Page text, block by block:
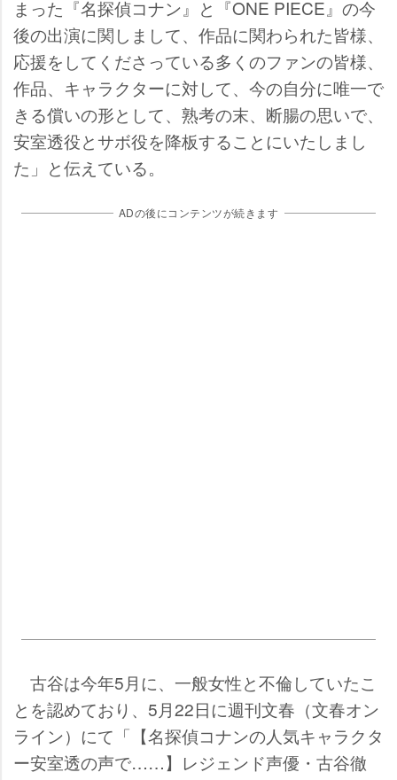
まった『名探偵コナン』と『ONE PIECE』の今
後の出演に関しまして、作品に関わられた皆様、
応援をしてくださっている多くのファンの皆様、
作品、キャラクターに対して、今の自分に唯一で
きる償いの形として、熟考の末、断腸の思いで、
安室透役とサボ役を降板することにいたしまし
た」と伝えている。
ADの後にコンテンツが続きます
古谷は今年5月に、一般女性と不倫していたこ
とを認めており、5月22日に週刊文春（文春オン
ライン）にて「【名探偵コナンの人気キャラクタ
ー安室透の声で……】レジェンド声優・古谷徹